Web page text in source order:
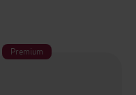
Premium